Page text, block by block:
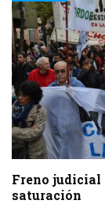
Freno
saturación